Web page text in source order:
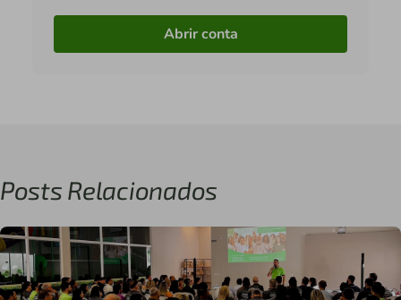
Abrir conta
Posts Relacionados